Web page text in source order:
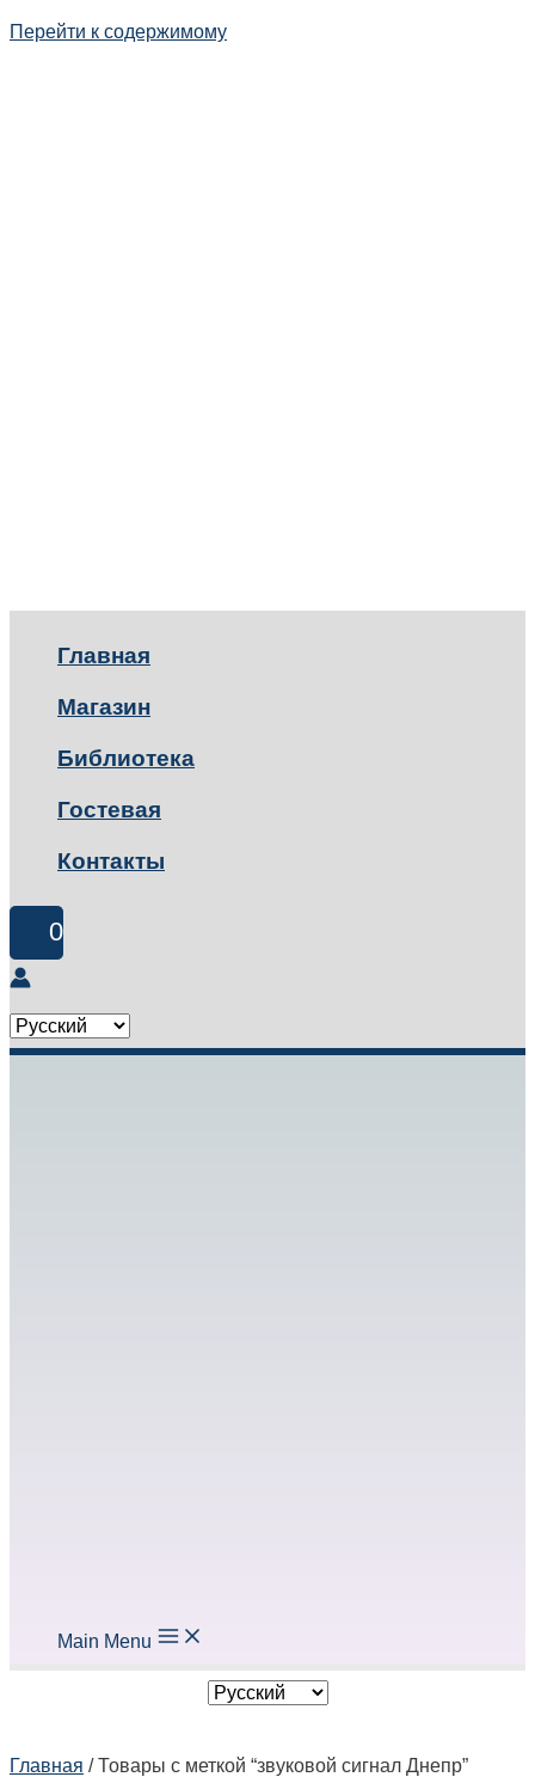
Перейти к содержимому
Главная
Магазин
Библиотека
Гостевая
Контакты
0
Main Menu
Главная / Товары с меткой “звуковой сигнал Днепр”